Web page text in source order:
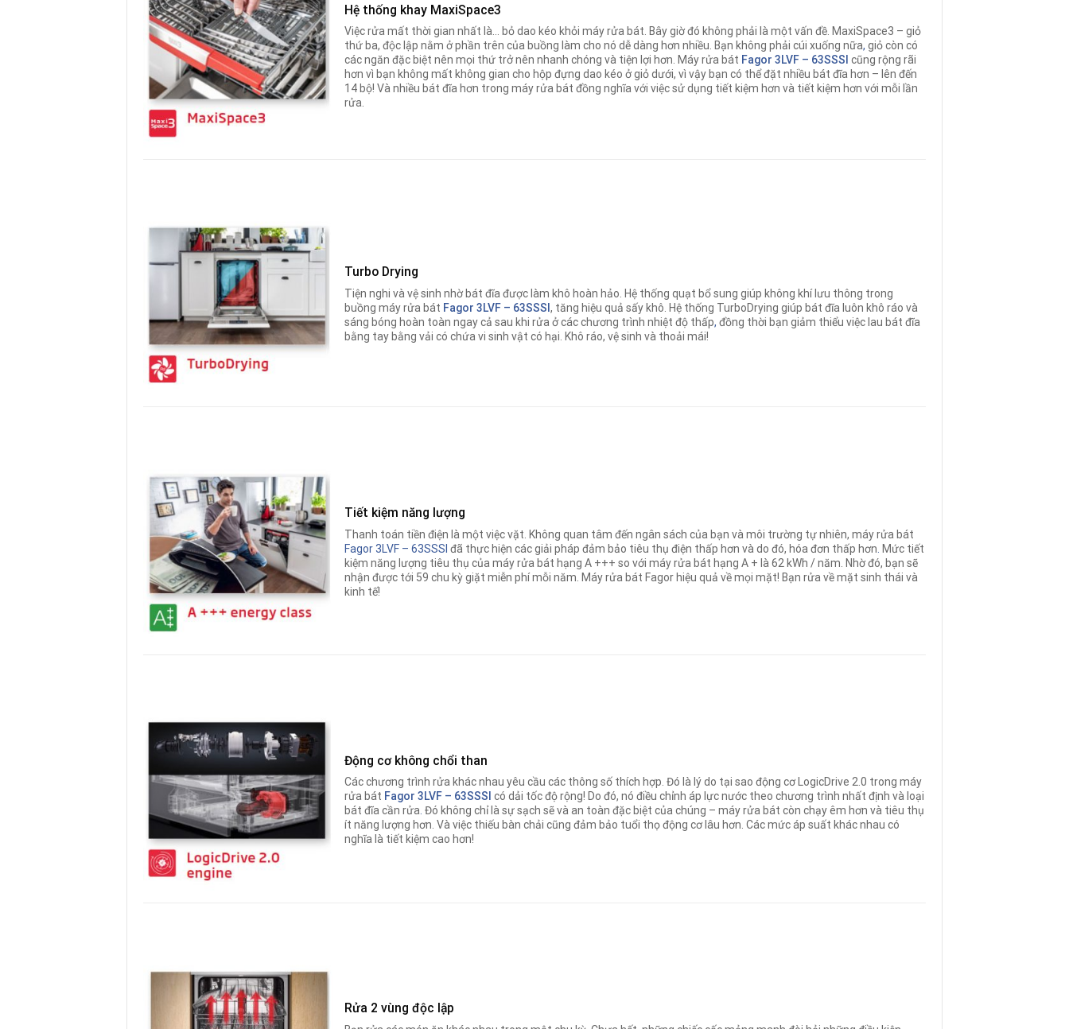
Hệ thống khay MaxiSpace3
Việc rửa mất thời gian nhất là… bỏ dao kéo khỏi máy rửa bát. Bây giờ đó không phải là một vấn đề. MaxiSpace3 – giỏ
thứ ba, độc lập nằm ở phần trên của buồng làm cho nó dễ dàng hơn nhiều. Bạn không phải cúi xuống nữa, giỏ còn có
các ngăn đặc biệt nên mọi thứ trở nên nhanh chóng và tiện lợi hơn. Máy rửa bát Fagor 3LVF – 63SSSI cũng rộng rãi
hơn vì bạn không mất không gian cho hộp đựng dao kéo ở giỏ dưới, vì vậy bạn có thể đặt nhiều bát đĩa hơn – lên đến
14 bộ! Và nhiều bát đĩa hơn trong máy rửa bát đồng nghĩa với việc sử dụng tiết kiệm hơn và tiết kiệm hơn với mỗi lần
rửa.
Turbo Drying
Tiện nghi và vệ sinh nhờ bát đĩa được làm khô hoàn hảo. Hệ thống quạt bổ sung giúp không khí lưu thông trong
buồng máy rửa bát Fagor 3LVF – 63SSSI , tăng hiệu quả sấy khô. Hệ thống TurboDrying giúp bát đĩa luôn khô ráo và
sáng bóng hoàn toàn ngay cả sau khi rửa ở các chương trình nhiệt độ thấp, đồng thời bạn giảm thiểu việc lau bát đĩa
bằng tay bằng vải có chứa vi sinh vật có hại. Khô ráo, vệ sinh và thoải mái!
Tiết kiệm năng lượng
Thanh toán tiền điện là một việc vặt. Không quan tâm đến ngân sách của bạn và môi trường tự nhiên, máy rửa bát
Fagor 3LVF – 63SSSI đã thực hiện các giải pháp đảm bảo tiêu thụ điện thấp hơn và do đó, hóa đơn thấp hơn Mức tiết
kiệm năng lượng tiêu thụ của máy rửa bát hạng A +++ so với máy rửa bát hạng A + là 62 kWh / năm. Nhờ đó, bạn sẽ
nhận được tới 59 chu kỳ giặt miễn phí mỗi năm. Máy rửa bát Fagor hiệu quả về mọi mặt! Bạn rửa về mặt sinh thái và
kinh tế!
Động cơ không chổi than
Các chương trình rửa khác nhau yêu cầu các thông số thích hợp. Đó là lý do tại sao động cơ LogicDrive 2.0 trong máy
rửa bát Fagor 3LVF – 63SSSI có dải tốc độ rộng! Do đó, nó điều chỉnh áp lực nước theo chương trình nhất định và loại
bát đĩa cần rửa. Đó không chỉ là sự sạch sẽ và an toàn đặc biệt của chúng – máy rửa bát còn chạy êm hơn và tiêu thụ
ít năng lượng hơn. Và việc thiếu bàn chải cũng đảm bảo tuổi thọ động cơ lâu hơn. Các mức áp suất khác nhau có
nghĩa là tiết kiệm cao hơn!
Rửa 2 vùng độc lập